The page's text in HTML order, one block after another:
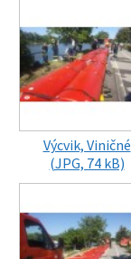
Výcvik, Viničné
(JPG, 74 kB)